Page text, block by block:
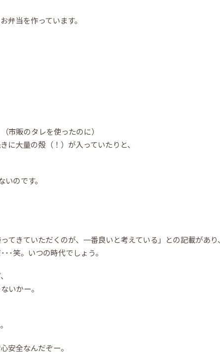
弁当を作っています。
市販のタレを使ったのに）
に大量の殻（！）が入っていたりと、
のです。
てきていただくのが、一番良いと考えている」との記載があり、
･笑。いつの時代でしょう。
いかー。
安全なんだぞー。